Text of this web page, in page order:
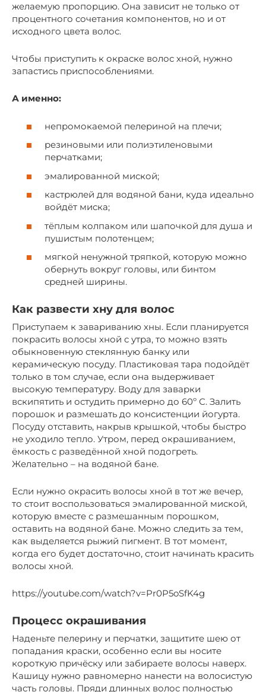
желаемую пропорцию. Она зависит не только от
процентного сочетания компонентов, но и от
исходного цвета волос.
Чтобы приступить к окраске волос хной, нужно
запастись приспособлениями.
А именно:
непромокаемой пелериной на плечи;
резиновыми или полиэтиленовыми
перчатками;
эмалированной миской;
кастрюлей для водяной бани, куда идеально
войдёт миска;
тёплым колпаком или шапочкой для душа и
пушистым полотенцем;
мягкой ненужной тряпкой, которую можно
обернуть вокруг головы, или бинтом
средней ширины.
Как развести хну для волос
Приступаем к завариванию хны. Если планируется
покрасить волосы хной с утра, то можно взять
обыкновенную стеклянную банку или
керамическую посуду. Пластиковая тара подойдёт
только в том случае, если она выдерживает
высокую температуру. Воду для заварки
вскипятить и остудить примерно до 60º С. Залить
порошок и размешать до консистенции йогурта.
Посуду отставить, накрыв крышкой, чтобы быстро
не уходило тепло. Утром, перед окрашиванием,
ёмкость с разведённой хной подогреть.
Желательно – на водяной бане.
Если нужно окрасить волосы хной в тот же вечер,
то стоит воспользоваться эмалированной миской,
которую вместе с размешанным порошком,
оставить на водяной бане. Можно следить за тем,
как выделяется рыжий пигмент. В тот момент,
когда его будет достаточно, стоит начинать красить
волосы хной.
https://youtube.com/watch?v=Pr0P5oSfK4g
Процесс окрашивания
Наденьте пелерину и перчатки, защитите шею от
попадания краски, особенно если вы носите
короткую причёску или забираете волосы наверх.
Кашицу нужно равномерно нанести на волосистую
часть головы. Пряди длинных волос полностью